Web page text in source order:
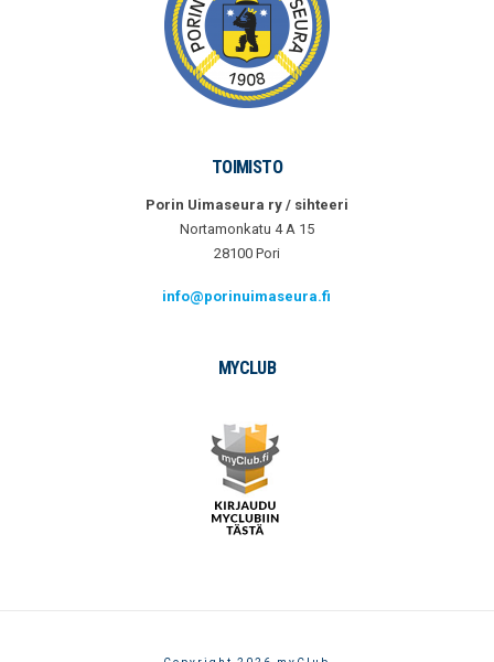
TOIMISTO
Porin Uimaseura ry / sihteeri
Nortamonkatu 4 A 15
28100 Pori
info@porinuimaseura.fi
MYCLUB